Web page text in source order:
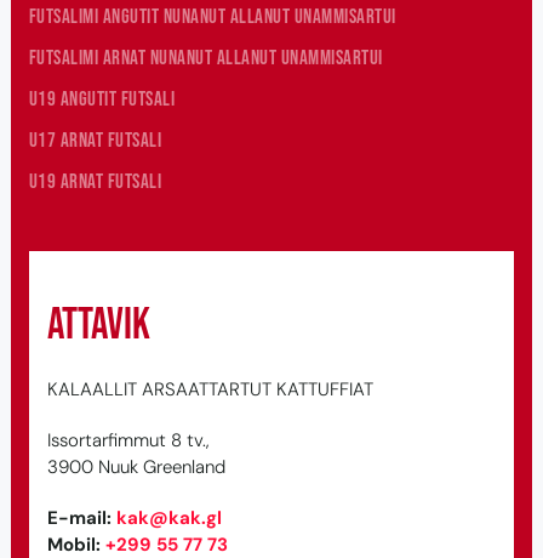
Futsalimi angutit nunanut allanut unammisartui
Futsalimi arnat nunanut allanut unammisartui
U19 angutit futsali
U17 arnat futsali
U19 arnat futsali
Attavik
KALAALLIT ARSAATTARTUT KATTUFFIAT
Issortarfimmut 8 tv.,
3900 Nuuk Greenland
E-mail: kak@kak.gl
Mobil: +299 55 77 73